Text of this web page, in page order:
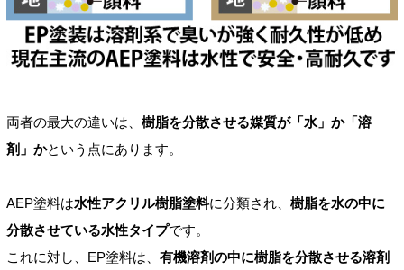
両者の最大の違いは、 樹脂を分散させる媒質が「水」か「溶
剤」かという点にあります。
AEP塗料は水性アクリル樹脂塗料に分類され、 樹脂を水の中に
分散させている水性タイプです。
これに対し、EP塗料は、 有機溶剤の中に樹脂を分散させる溶剤